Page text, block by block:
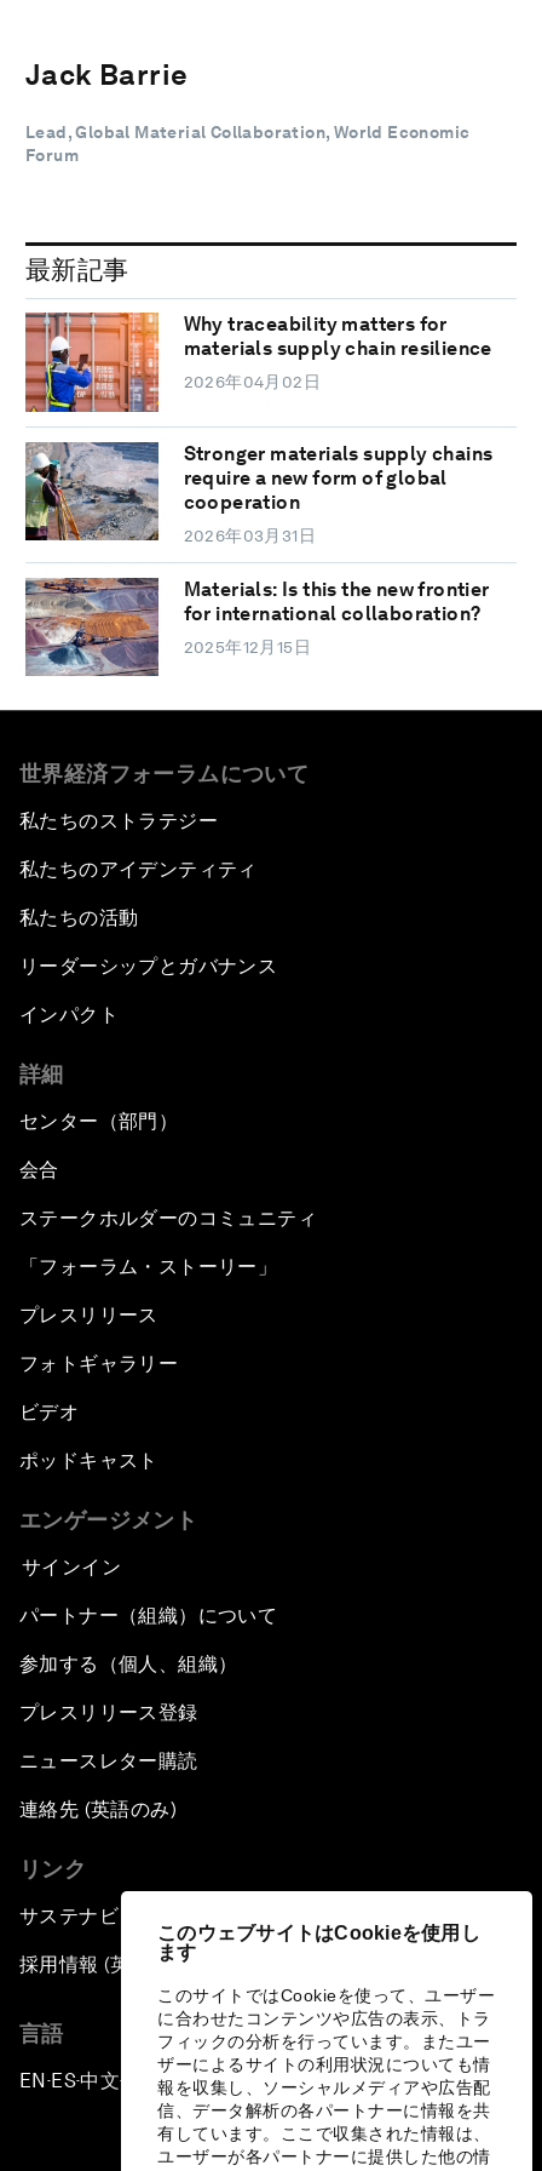
このウェブサイトはCookieを使用し
ます
このサイトではCookieを使って、ユーザー
に合わせたコンテンツや広告の表示、トラ
フィックの分析を行っています。またユー
ザーによるサイトの利用状況についても情
報を収集し、ソーシャルメディアや広告配
信、データ解析の各パートナーに情報を共
有しています。ここで収集された情報は、
ユーザーが各パートナーに提供した他の情
Jack Barrie
Lead, Global Material Collaboration, World Economic
Forum
最新記事
Why traceability matters for
materials supply chain resilience
2026年04月02日
Stronger materials supply chains
require a new form of global
cooperation
2026年03月31日
Materials: Is this the new frontier
for international collaboration?
2025年12月15日
世界経済フォーラムについて
私たちのストラテジー
私たちのアイデンティティ
私たちの活動
リーダーシップとガバナンス
インパクト
詳細
センター（部門）
会合
ステークホルダーのコミュニティ
「フォーラム・ストーリー」
プレスリリース
フォトギャラリー
ビデオ
ポッドキャスト
エンゲージメント
サインイン
パートナー（組織）について
参加する（個人、組織）
プレスリリース登録
ニュースレター購読
連絡先 (英語のみ)
リンク
サステナビリティへの取り組み
採用情報 (英語のみ)
言語
EN ▪ES▪中文▪ 日本語